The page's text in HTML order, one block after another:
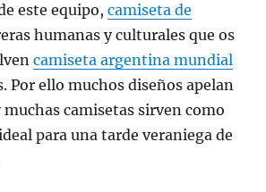
este equipo,camiseta de
humanas y culturales que os
camiseta argentina mundial
Por ello muchos diseños apelan
camisetas sirven como
para una tarde veraniega de